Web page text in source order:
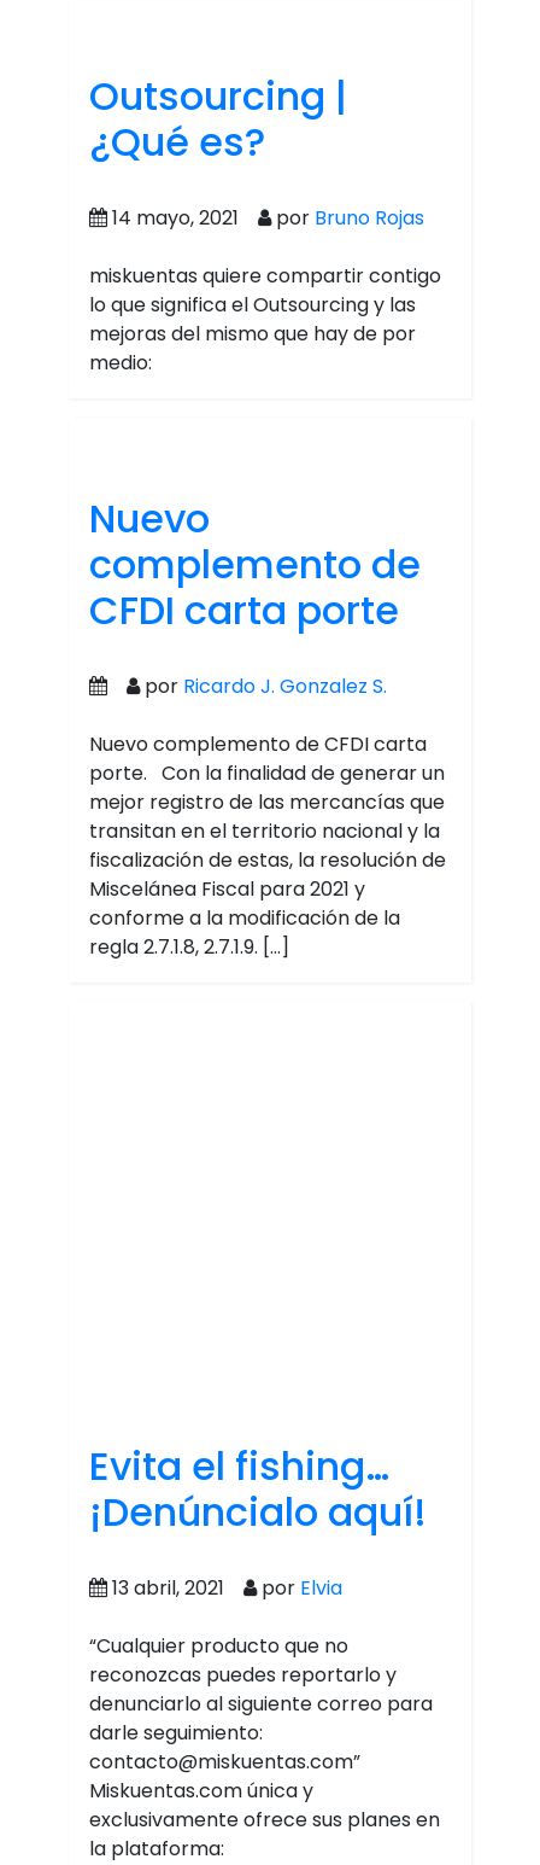
Outsourcing |
¿Qué es?
14 mayo, 2021 por Bruno Rojas
miskuentas quiere compartir contigo
lo que significa el Outsourcing y las
mejoras del mismo que hay de por
medio:
Nuevo
complemento de
CFDI carta porte
por Ricardo J. Gonzalez S.
Nuevo complemento de CFDI carta
porte. Con la finalidad de generar un
mejor registro de las mercancías que
transitan en el territorio nacional y la
fiscalización de estas, la resolución de
Miscelánea Fiscal para 2021 y
conforme a la modificación de la
regla 2.7.1.8, 2.7.1.9. […]
Evita el fishing…
¡Denúncialo aquí!
13 abril, 2021 por Elvia
“Cualquier producto que no
reconozcas puedes reportarlo y
denunciarlo al siguiente correo para
darle seguimiento:
contacto@miskuentas.com”
Miskuentas.com única y
exclusivamente ofrece sus planes en
la plataforma: